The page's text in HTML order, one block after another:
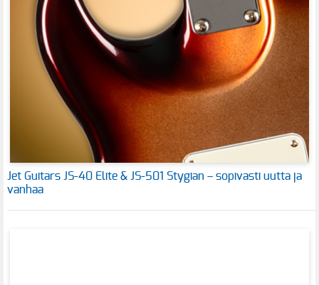
Jet Guitars JS-40 Elite & JS-501 Stygian – sopivasti uutta ja
vanhaa